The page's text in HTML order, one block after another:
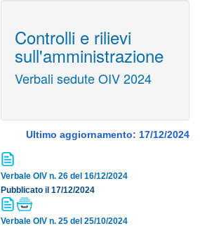
Controlli e rilievi
sull'amministrazione
Verbali sedute OIV 2024
Ultimo aggiornamento: 17/12/2024
Verbale OIV n. 26 del 16/12/2024
Pubblicato il 17/12/2024
Verbale OIV n. 25 del 25/10/2024